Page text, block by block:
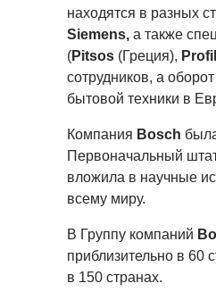
находятся в разных
Siemens, а также
(Pitsos (Греция),
сотрудников, а
бытовой техники в
Компания Bosch
Первоначальный
вложила в научные
всему миру.
В Группу компаний
приблизительно в 60
в 150 странах.